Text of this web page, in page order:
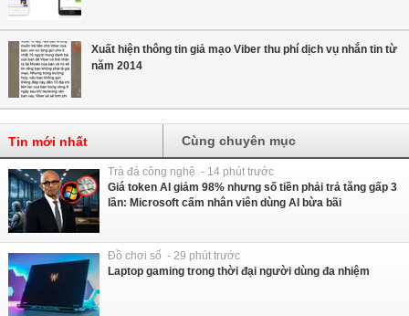
Xuất hiện thông tin giả mạo Viber thu phí dịch vụ nhắn tin từ
năm 2014
Tin mới nhất Cùng chuyên mục
Trà đá công nghệ - 14 phút trước
Giá token AI giảm 98% nhưng số tiền phải trả tăng gấp 3
lần: Microsoft cấm nhân viên dùng AI bừa bãi
Đồ chơi số - 29 phút trước
Laptop gaming trong thời đại người dùng đa nhiệm